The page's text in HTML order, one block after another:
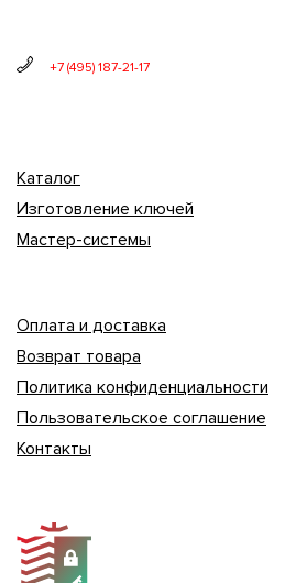
+7 (495) 187-21-17
Каталог
Изготовление ключей
Мастер-системы
Оплата и доставка
Возврат товара
Политика конфиденциальности
Пользовательское соглашение
Контакты